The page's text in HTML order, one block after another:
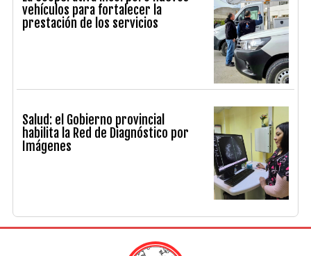
vehículos para fortalecer la
prestación de los servicios
Salud: el Gobierno provincial
habilita la Red de Diagnóstico por
Imágenes